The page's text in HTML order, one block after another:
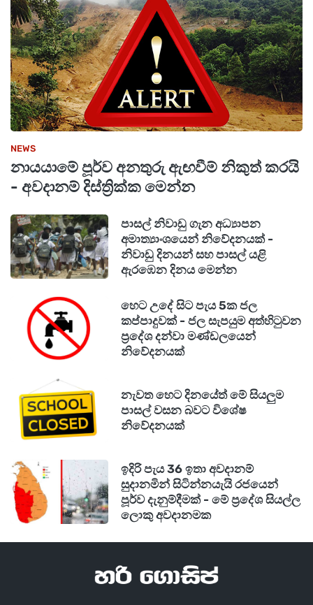
NEWS
නායයාමේ පූර්ව අනතුරු ඇඟවීම් නිකුත් කරයි
- අවදානම් දිස්ත්‍රික්ක මෙන්න
පාසල් නිවාඩු ගැන අධ්‍යාපන
අමාත්‍යාංශයෙන් නිවේදනයක් -
නිවාඩු දිනයන් සහ පාසල් යළි
ඇරඹෙන දිනය මෙන්න
හෙට උදේ සිට පැය 5ක ජල
කප්පාදුවක් - ජල සැපයුම අත්හිටුවන
ප්‍රදේශ දන්වා මණ්ඩලයෙන්
නිවේදනයක්
නැවත හෙට දිනයේත් මේ සියලුම
පාසල් වසන බවට විශේෂ
නිවේදනයක්
ඉදිරි පැය 36 ඉතා අවදානම්
සුදානමින් සිටින්නයැයි රජයෙන්
පූර්ව දැනුම්දීමක් - මේ ප්‍රදේශ සියල්ල
ලොකු අවදානමක